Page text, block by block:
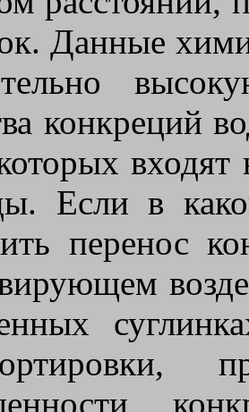
Данные
конкреций
входят
Если в
перенос